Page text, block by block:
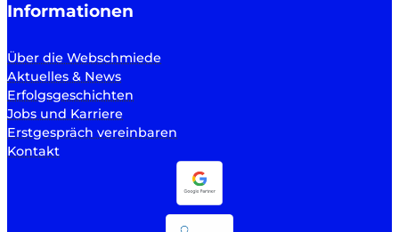
Informationen
Über die Webschmiede
Aktuelles & News
Erfolgsgeschichten
Jobs und Karriere
Erstgespräch vereinbaren
Kontakt